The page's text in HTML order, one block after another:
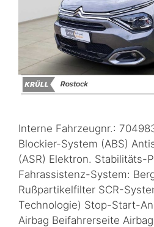
Interne Fahrzeugnr.:
Blockier-System (ABS)
(ASR) Elektron. Stabilitäts-
Fahrassistenz-System:
Rußpartikelfilter SCR-
Technologie) Stop-Start-
Airbag Beifahrerseite